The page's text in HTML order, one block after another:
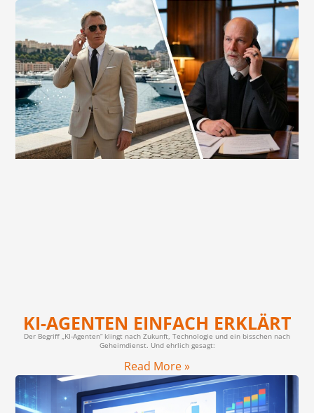
KI-AGENTEN EINFACH ERKLÄRT
Der Begriff „KI-Agenten“ klingt nach Zukunft, Technologie und ein bisschen nach
Geheimdienst. Und ehrlich gesagt:
Read More »